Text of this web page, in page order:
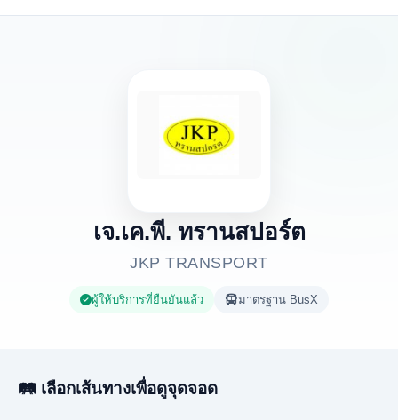
เจ.เค.พี. ทรานสปอร์ต
JKP TRANSPORT
ผู้ให้บริการที่ยืนยันแล้ว มาตรฐาน BusX
🛤️ เลือกเส้นทางเพื่อดูจุดจอด